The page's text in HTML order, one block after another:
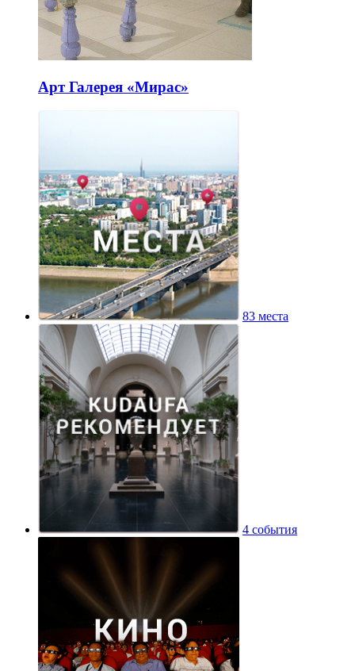
Арт Галерея «Мирас»
83 места
4 события